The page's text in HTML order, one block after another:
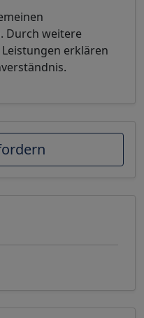
Durch weitere
erklären